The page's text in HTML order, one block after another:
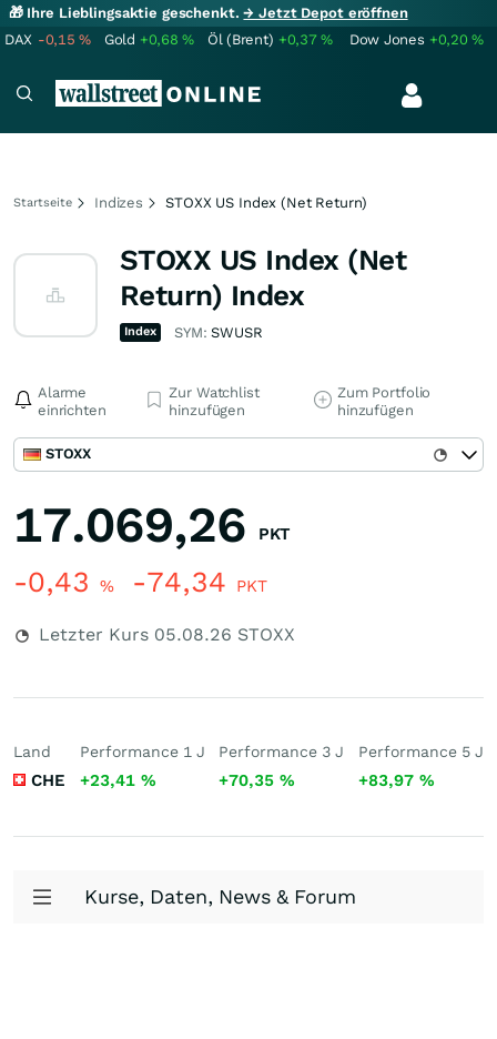
🎁 Ihre Lieblingsaktie geschenkt.→ Jetzt Depot eröffnen
DAX -0,15% Gold +0,68% Öl (Brent) +0,37% Dow Jones +0,20%
Startseite Indizes STOXX US Index (Net Return)
STOXX US Index (Net
Return) Index
Index SYM:SWUSR
Alarme
einrichten
Zur Watchlist
hinzufügen
Zum Portfolio
hinzufügen
STOXX
17.069,26 PKT
-0,43 % -74,34 PKT
Letzter Kurs 05.08.26 STOXX
Land
CHE
Performance 1 J
+23,41 %
Performance 3 J
+70,35%
Performance 5 J
+83,97 %
Kurse, Daten, News & Forum